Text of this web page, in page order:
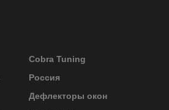
Cobra Tuning
Россия
Дефлекторы окон